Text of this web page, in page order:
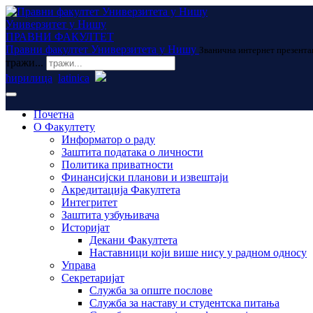
Универзитет у Нишу
ПРАВНИ ФАКУЛТЕТ
Правни факултет Универзитета у Нишу Званична интернет
тражи...
ћирилица latinica
Почетна
О Факултету
Информатор о раду
Заштита података о личности
Политика приватности
Финансијски планови и извештаји
Акредитација Факултета
Интегритет
Заштита узбуњивача
Историјат
Декани Факултета
Наставници који више нису у радном односу
Управа
Секретаријат
Служба за опште послове
Служба за наставу и студентска питања